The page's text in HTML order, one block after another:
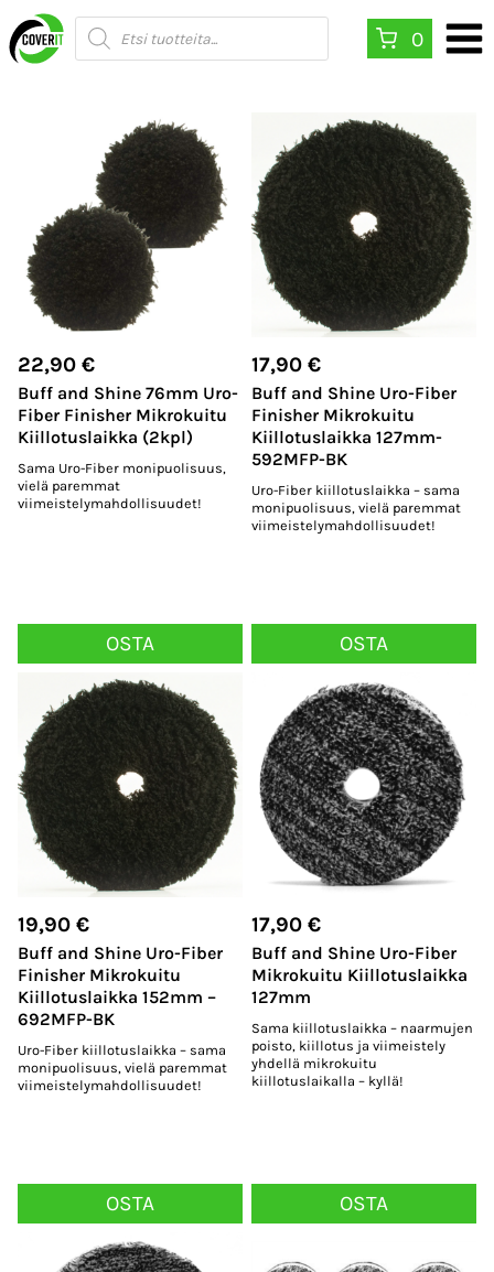
Siirry
sisältöön
Products
search
0
22,90 €
Buff and Shine 76mm Uro-
Fiber Finisher Mikrokuitu
Kiillotuslaikka (2kpl)
Sama Uro-Fiber monipuolisuus,
vielä paremmat
viimeistelymahdollisuudet!
OSTA
17,90 €
Buff and Shine Uro-Fiber
Finisher Mikrokuitu
Kiillotuslaikka 127mm-
592MFP-BK
Uro-Fiber kiillotuslaikka – sama
monipuolisuus, vielä paremmat
viimeistelymahdollisuudet!
OSTA
19,90 €
Buff and Shine Uro-Fiber
Finisher Mikrokuitu
Kiillotuslaikka 152mm –
692MFP-BK
Uro-Fiber kiillotuslaikka – sama
monipuolisuus, vielä paremmat
viimeistelymahdollisuudet!
OSTA
17,90 €
Buff and Shine Uro-Fiber
Mikrokuitu Kiillotuslaikka
127mm
Sama kiillotuslaikka – naarmujen
poisto, kiillotus ja viimeistely
yhdellä mikrokuitu
kiillotuslaikalla – kyllä!
OSTA